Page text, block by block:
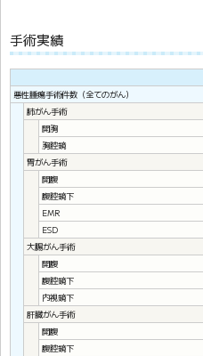
手術実績
悪性腫瘍手術件数（全てのがん）
肺がん手術
開胸
胸腔鏡
胃がん手術
開腹
腹腔鏡下
EMR
ESD
大腸がん手術
開腹
腹腔鏡下
内視鏡下
肝臓がん手術
開腹
腹腔鏡下